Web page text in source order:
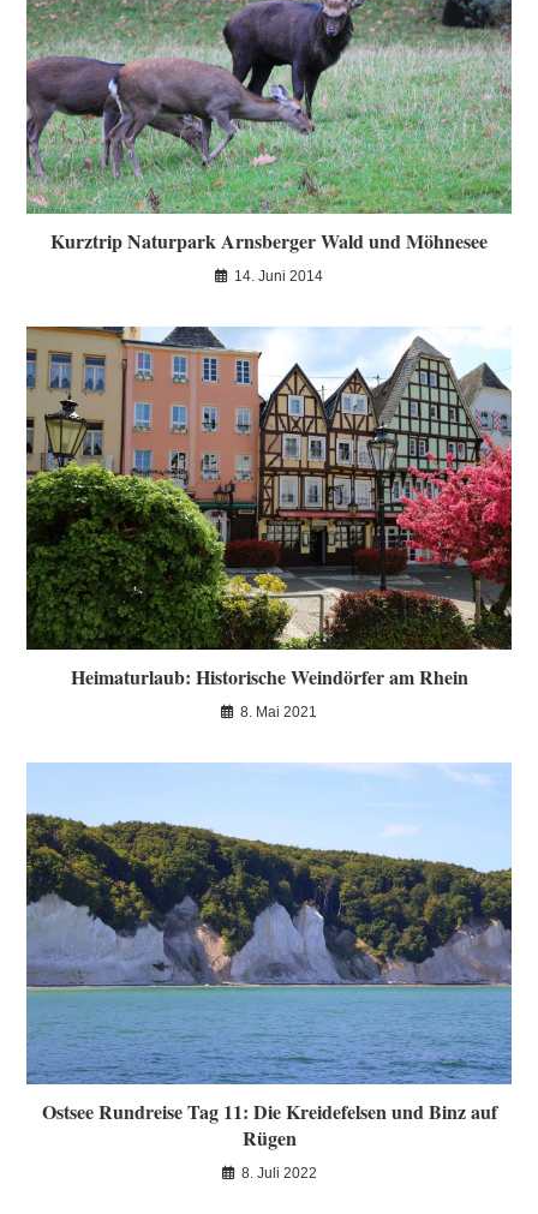
Kurztrip Naturpark Arnsberger Wald und Möhnesee
14. Juni 2014
Heimaturlaub: Historische Weindörfer am Rhein
8. Mai 2021
Ostsee Rundreise Tag 11: Die Kreidefelsen und Binz auf
Rügen
8. Juli 2022